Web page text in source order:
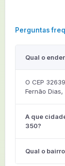
Perguntas
Qual o
O CEP
Fernão
A que
350?
Qual o